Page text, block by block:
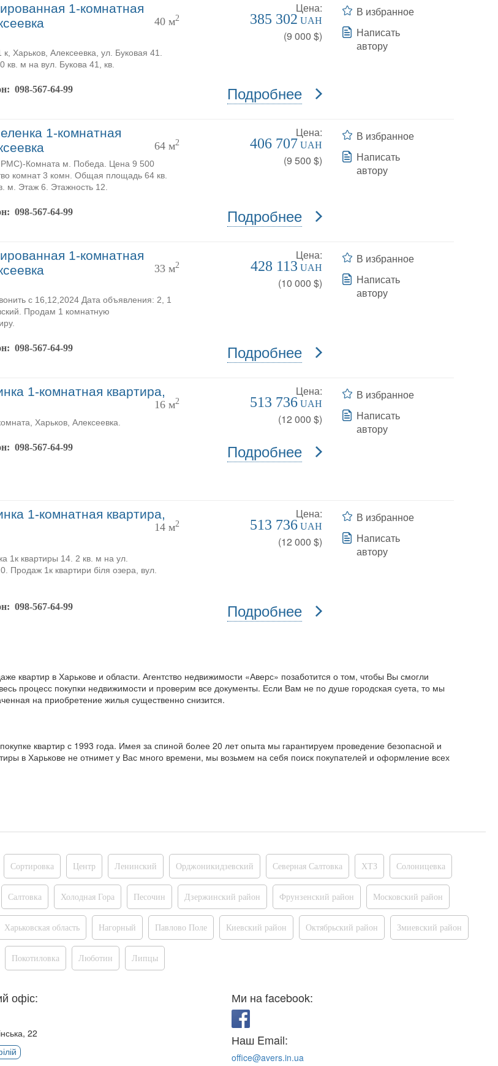
1-комнатная
40 м2
Харьков, Алексеевка, ул. Буковая 41.
кв. м на вул. Букова 41, кв.
Цена:
385 302 UAH
(9 000 $)
098-567-64-99 Подробнее
В избранное
Написать
автору
1-комнатная
64 м2
Комната м. Победа. Цена 9 500
комнат 3 комн. Общая площадь 64 кв.
м. Этаж 6. Этажность 12.
Цена:
406 707 UAH
(9 500 $)
098-567-64-99 Подробнее
В избранное
Написать
автору
1-комнатная
33 м2
с 16,12,2024 Дата объявления: 2, 1
Продам 1 комнатную
Цена:
428 113 UAH
(10 000 $)
098-567-64-99 Подробнее
В избранное
Написать
автору
1-комнатная квартира,
16 м2
Харьков, Алексеевка.
Цена:
513 736UAH
(12 000 $)
098-567-64-99 Подробнее
В избранное
Написать
автору
1-комнатная квартира,
14 м2
квартиры 14. 2 кв. м на ул.
Продаж 1к квартири біля озера, вул.
Цена:
513 736UAH
(12 000 $)
098-567-64-99 Подробнее
В избранное
Написать
автору
квартир в Харькове и области. Агентство недвижимости «Аверс» позаботится о том, чтобы Вы смогли
процесс покупки недвижимости и проверим все документы. Если Вам не по душе городская суета, то мы
на приобретение жилья существенно снизится.
квартир с 1993 года. Имея за спиной более 20 лет опыта мы гарантируем проведение безопасной и
в Харькове не отнимет у Вас много времени, мы возьмем на себя поиск покупателей и оформление всех
Сортировка Центр Ленинский Орджоникидзевский Северная Салтовка ХТЗ Солоницевка
Салтовка Холодная Гора Песочин Дзержинский район Фрунзенский район Московский район
Харьковская область Нагорный Павлово Поле Киевский район Октябрьский район Змиевский район
Покотиловка Люботин Липцы
офіс:
22
Ми на facebook:
Наш Email:
office@avers.in.ua